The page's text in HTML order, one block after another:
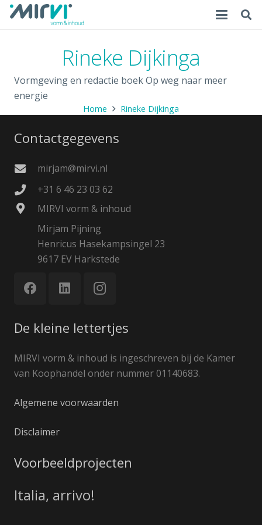
Rineke Dijkinga
Vormgeving en redactie boek Op weg naar meer
energie
Home Rineke Dijkinga
Contactgegevens
mirjam@mirvi.nl
+31 6 46 23 03 62
MIRVI vorm & inhoud
Mirjam Pijning
Henricus Hasekampsingel 23
9617 EV Harkstede
De kleine lettertjes
MIRVI vorm & inhoud is ingeschreven bij de Kamer
van Koophandel onder nummer 01140683.
Algemene voorwaarden
Disclaimer
Voorbeeldprojecten
Italia, arrivo!